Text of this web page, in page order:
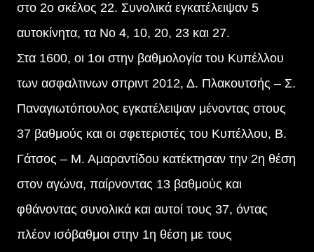
στο 2ο σκέλος 22. Συνολικά εγκατέλειψαν 5
αυτοκίνητα, τα Νο 4, 10, 20, 23 και 27.
Στα 1600, οι 1οι στην βαθμολογία του Κυπέλλου
των ασφαλτινων σπριντ 2012, Δ. Πλακουτσής – Σ.
Παναγιωτόπουλος εγκατέλειψαν μένοντας στους
37 βαθμούς και οι σφετεριστές του Κυπέλλου, Β.
Γάτσος – Μ. Αμαραντίδου κατέκτησαν την 2η θέση
στον αγώνα, παίρνοντας 13 βαθμούς και
φθάνοντας συνολικά και αυτοί τους 37, όντας
πλέον ισόβαθμοι στην 1η θέση με τους